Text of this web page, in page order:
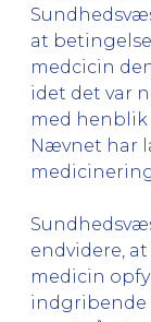
at
medcicin den
idet det var
med henblik
Nævnet har
endvidere,
medicin
indgribende